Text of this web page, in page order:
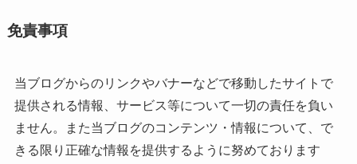
免責事項
当ブログからのリンクやバナーなどで移動したサイトで
提供される情報、サービス等について一切の責任を負い
ません。また当ブログのコンテンツ・情報について、で
きる限り正確な情報を提供するように努めております